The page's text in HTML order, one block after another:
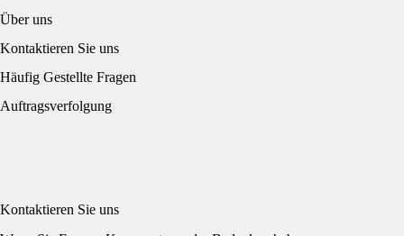
Über uns
Kontaktieren Sie uns
Häufig Gestellte Fragen
Auftragsverfolgung
Kontaktieren Sie uns